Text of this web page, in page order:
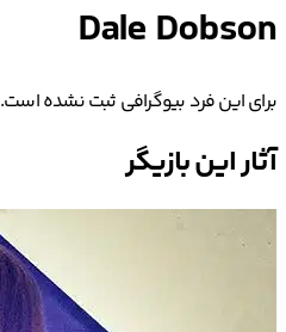
Dale Dobson
برای این فرد بیوگرافی ثبت نشده است.
آثار این بازیگر